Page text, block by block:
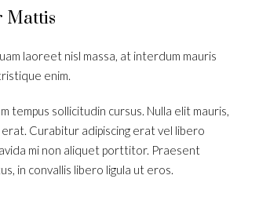
Mattis
laoreet nisl massa, at interdum mauris
enim.
tempus sollicitudin cursus. Nulla elit mauris,
Curabitur adipiscing erat vel libero
mi non aliquet porttitor. Praesent
in convallis libero ligula ut eros.